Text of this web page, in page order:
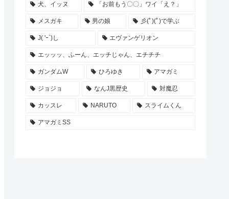
犬、イッヌ 「お前もう〇〇」ワイ「え？」
メスガキ 男の娘 彡(ﾟ)(ﾟ)で学ぶ
J( 'ｰ`)し エヴァンゲリオン
エッッッ、ふーん、エッチじゃん、エチチチ
ガンダムW ひろゆき アマガミ
ジョジョ なんJ黒歴史 対魔忍
カッスレ NARUTO スライムくん
アマガミSS